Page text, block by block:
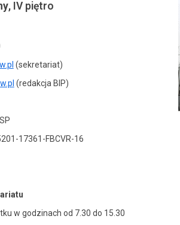
, IV piętro
(sekretariat)
(redakcja BIP)
17361-FBCVR-16
w godzinach od 7.30 do 15.30